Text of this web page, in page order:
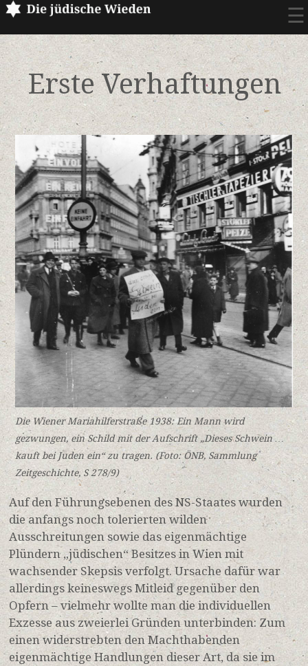
☰
Erste Verhaftungen
Die Wiener Mariahilferstraße 1938: Ein Mann wird
gezwungen, ein Schild mit der Aufschrift „Dieses Schwein …
kauft bei Juden ein“ zu tragen. (Foto: ÖNB, Sammlung
Zeitgeschichte, S 278/9)
Auf den Führungsebenen des NS-Staates wurden
die anfangs noch tolerierten wilden
Ausschreitungen sowie das eigenmächtige
Plündern „jüdischen“ Besitzes in Wien mit
wachsender Skepsis verfolgt.Ursache dafür war
allerdings keineswegs Mitleid gegenüber den
Opfern – vielmehr wollte man die individuellen
Exzesse aus zweierlei Gründen unterbinden: Zum
einen widerstrebten den Machthabenden
eigenmächtige Handlungen dieser Art, da sie im